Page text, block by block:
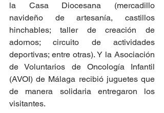
la Casa Diocesana (mercadillo
navideño de artesanía, castillos
hinchables; taller de creación de
adornos; circuito de actividades
deportivas; entre otras). Y la Asociación
de Voluntarios de Oncología Infantil
(AVOI) de Málaga recibió juguetes que
de manera solidaria entregaron los
visitantes.